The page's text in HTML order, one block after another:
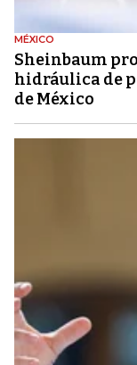
MÉXICO
Sheinbaum
hidráulica de
de México